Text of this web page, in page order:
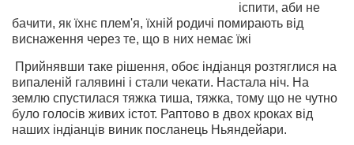
іспити, аби не
бачити, як їхнє плем'я, їхній родичі помирають від
виснаження через те, що в них немає їжі
Прийнявши таке рішення, обоє індіанця розтяглися на
випаленій галявині і стали чекати. Настала ніч. На
землю спустилася тяжка тиша, тяжка, тому що не чутно
було голосів живих істот. Раптово в двох кроках від
наших індіанців виник посланець Ньяндейари.